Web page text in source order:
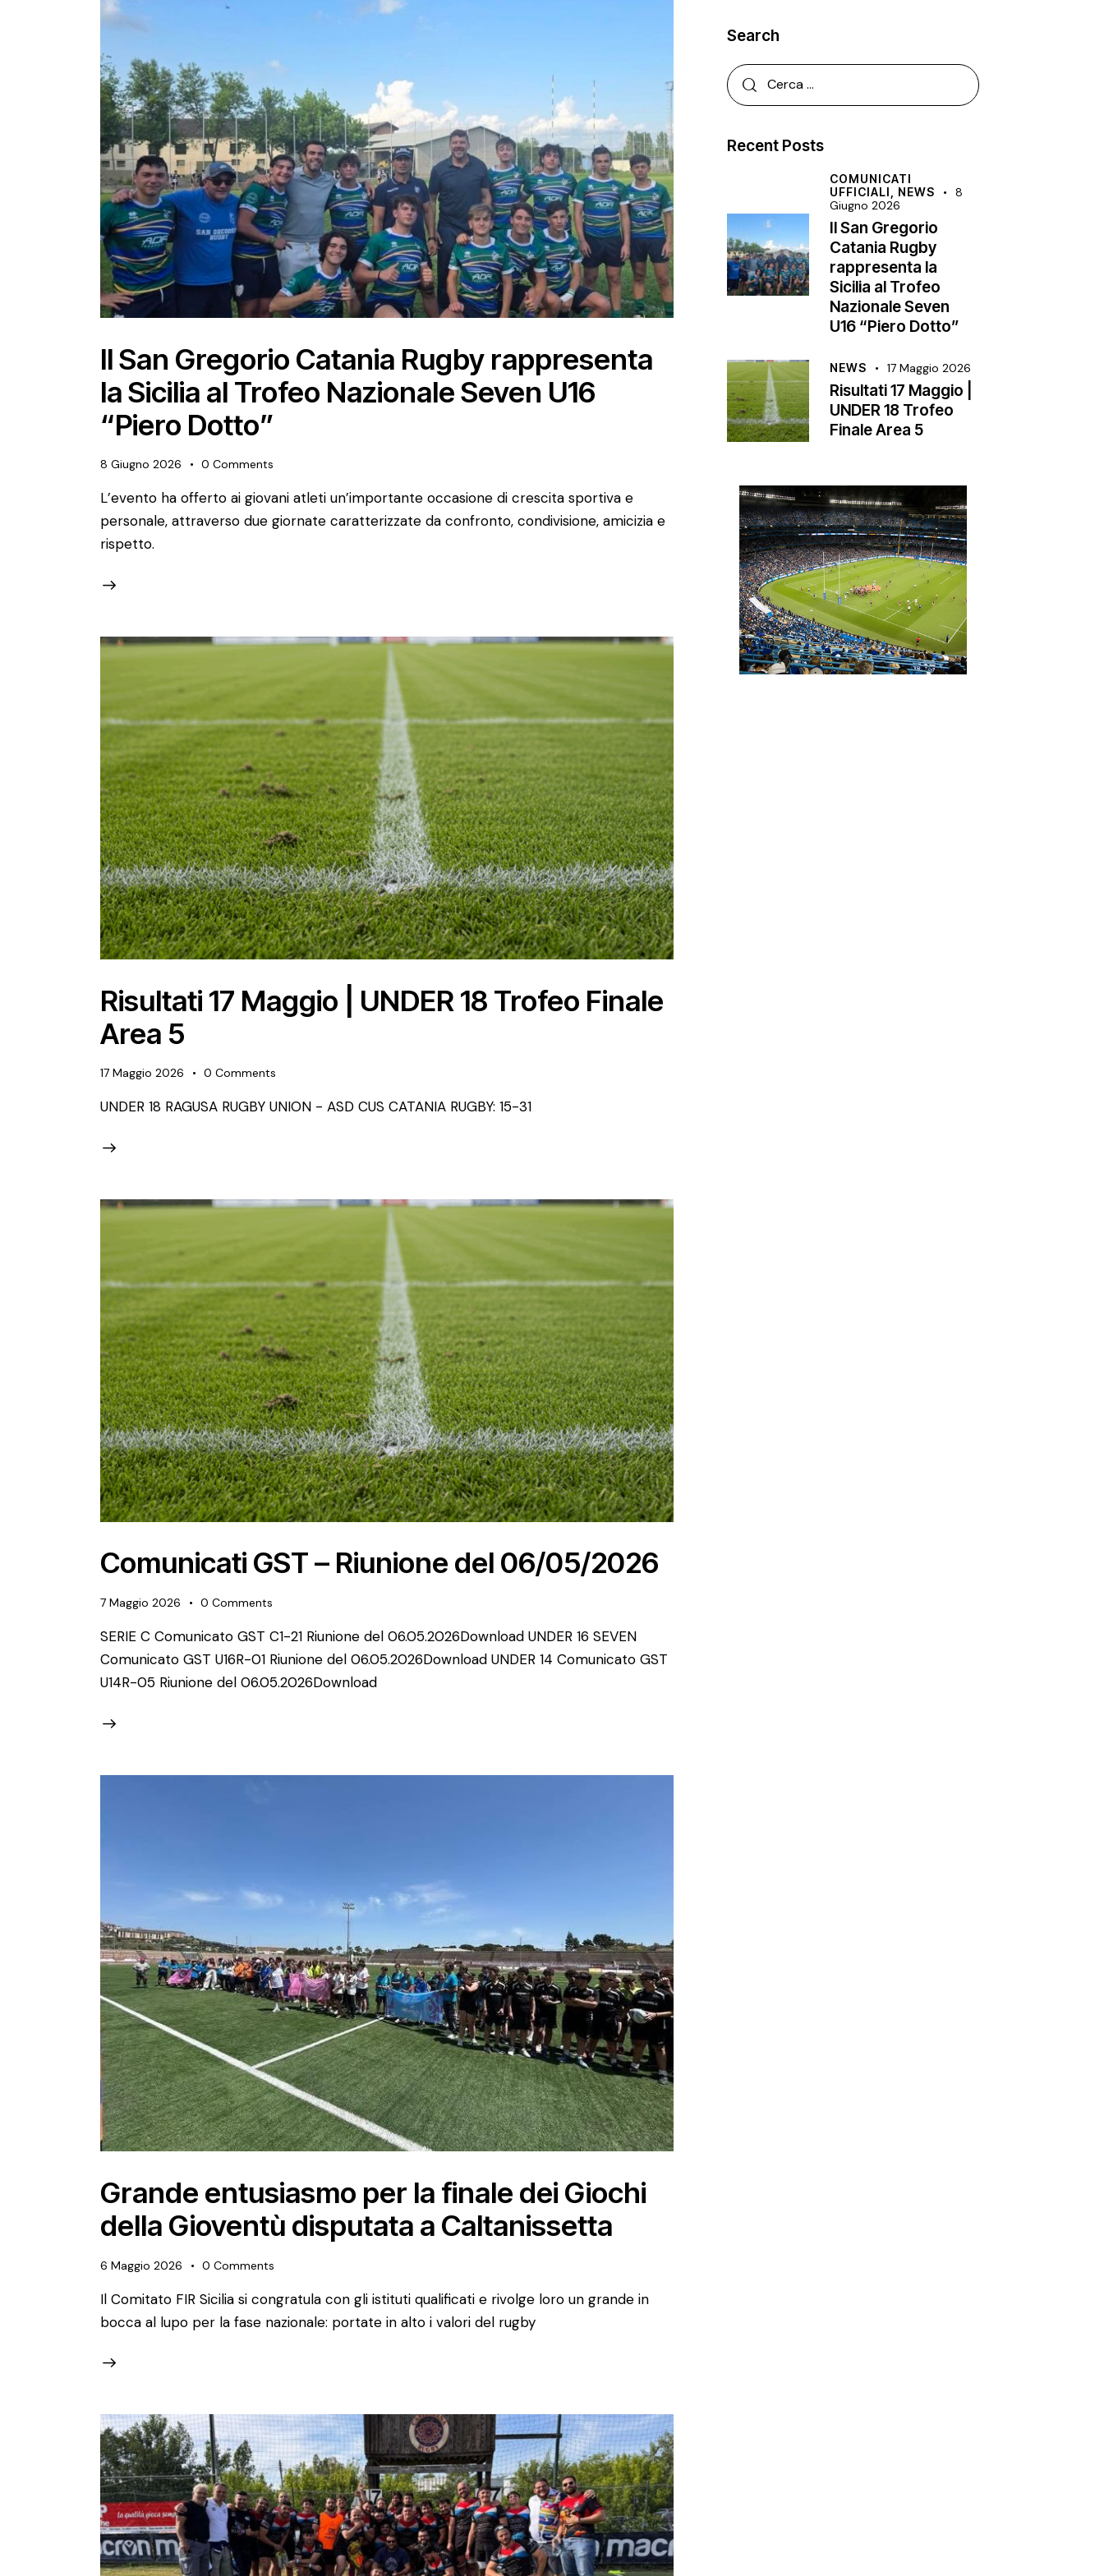
Il San Gregorio Catania Rugby rappresenta
la Sicilia al Trofeo Nazionale Seven U16
“Piero Dotto”
8 Giugno 2026 0 Comments
L’evento ha offerto ai giovani atleti un’importante occasione di crescita sportiva e
personale, attraverso due giornate caratterizzate da confronto, condivisione, amicizia e
rispetto.
Risultati 17 Maggio | UNDER 18 Trofeo Finale
Area 5
17 Maggio 2026 0 Comments
UNDER 18 RAGUSA RUGBY UNION - ASD CUS CATANIA RUGBY: 15-31
Comunicati GST – Riunione del 06/05/2026
7 Maggio 2026 0 Comments
SERIE C Comunicato GST C1-21 Riunione del 06.05.2026Download UNDER 16 SEVEN
Comunicato GST U16R-01 Riunione del 06.05.2026Download UNDER 14 Comunicato GST
U14R-05 Riunione del 06.05.2026Download
Grande entusiasmo per la finale dei Giochi
della Gioventù disputata a Caltanissetta
6 Maggio 2026 0 Comments
Il Comitato FIR Sicilia si congratula con gli istituti qualificati e rivolge loro un grande in
bocca al lupo per la fase nazionale: portate in alto i valori del rugby
Search
Recent Posts
COMUNICATI
UFFICIALI, NEWS
8
Giugno 2026
Il San Gregorio
Catania Rugby
rappresenta la
Sicilia al Trofeo
Nazionale Seven
U16 “Piero Dotto”
NEWS 17 Maggio 2026
Risultati 17 Maggio |
UNDER 18 Trofeo
Finale Area 5